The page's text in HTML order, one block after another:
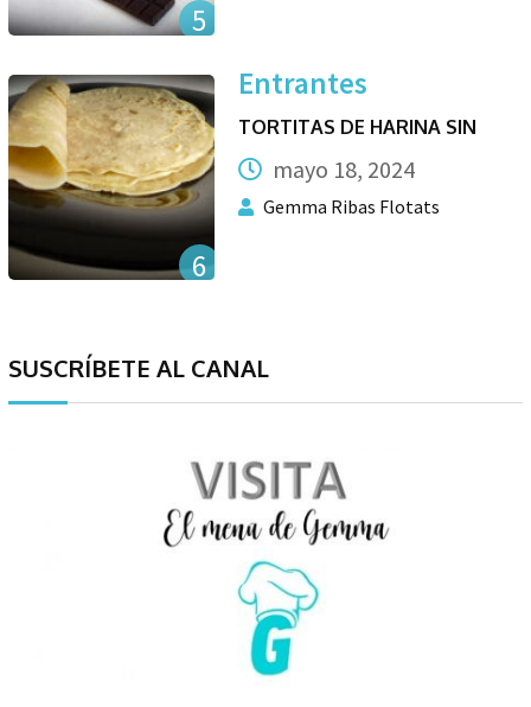
5
6
Entrantes
TORTITAS DE HARINA SIN
mayo 18, 2024
Gemma Ribas Flotats
SUSCRÍBETE AL CANAL